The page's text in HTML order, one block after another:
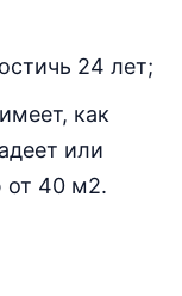
24 лет;
как
или
от 40 м2.